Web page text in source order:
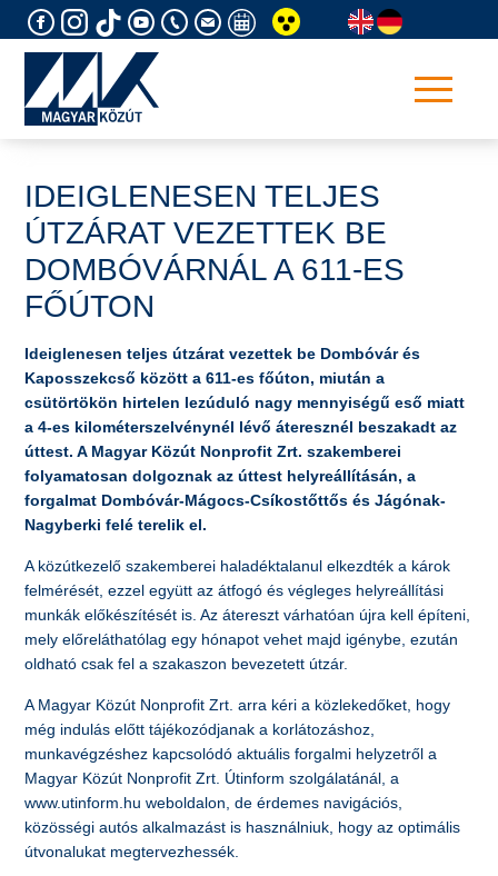
to
IDEIGLENESEN TELJES
ÚTZÁRAT VEZETTEK BE
DOMBÓVÁRNÁL A 611-ES
FŐÚTON
Ideiglenesen teljes útzárat vezettek be Dombóvár és
Kaposszekcső között a 611-es főúton, miután a
csütörtökön hirtelen lezúduló nagy mennyiségű eső miatt
a 4-es kilométerszelvénynél lévő áteresznél beszakadt az
úttest. A Magyar Közút Nonprofit Zrt. szakemberei
folyamatosan dolgoznak az úttest helyreállításán, a
forgalmat Dombóvár-Mágocs-Csíkostőttős és Jágónak-
Nagyberki felé terelik el.
A közútkezelő szakemberei haladéktalanul elkezdték a károk
felmérését, ezzel együtt az átfogó és végleges helyreállítási
munkák előkészítését is. Az átereszt várhatóan újra kell építeni,
mely előreláthatólag egy hónapot vehet majd igénybe, ezután
oldható csak fel a szakaszon bevezetett útzár.
A Magyar Közút Nonprofit Zrt. arra kéri a közlekedőket, hogy
még indulás előtt tájékozódjanak a korlátozáshoz,
munkavégzéshez kapcsolódó aktuális forgalmi helyzetről a
Magyar Közút Nonprofit Zrt. Útinform szolgálatánál, a
www.utinform.hu weboldalon, de érdemes navigációs,
közösségi autós alkalmazást is használniuk, hogy az optimális
útvonalukat megtervezhessék.